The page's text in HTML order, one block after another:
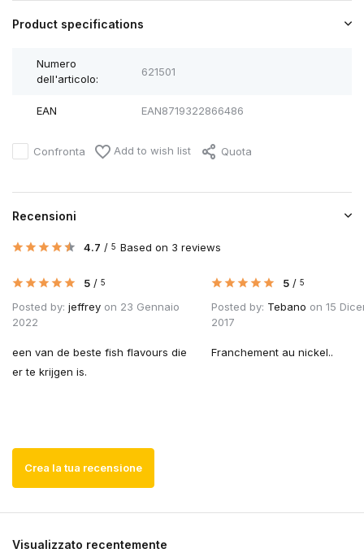
Product specifications
Numero
dell'articolo:
621501
EAN EAN8719322866486
Confronta Add to wish list Quota
Recensioni
4.7 / 5 Based on 3 reviews
5 / 5
Posted by: jeffrey on 23 Gennaio
2022
een van de beste fish flavours die
er te krijgen is.
5 / 5
Posted by: Tebano on 15
2017
Franchement au nickel..
Crea la tua recensione
Visualizzato recentemente